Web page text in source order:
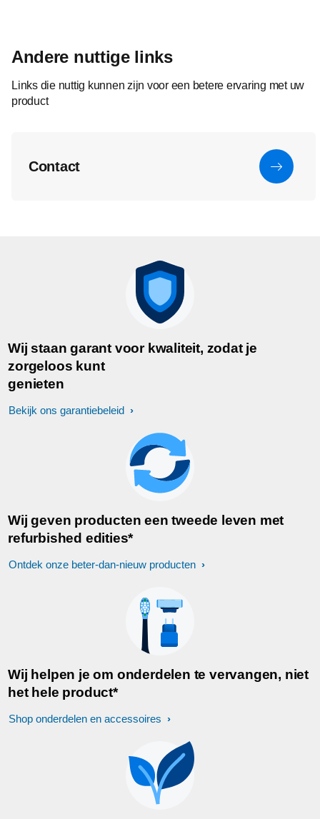
Andere nuttige links
Links die nuttig kunnen zijn voor een betere ervaring met uw
product
Contact
Wij staan garant voor kwaliteit, zodat je
zorgeloos kunt
genieten
Bekijk ons garantiebeleid
Wij geven producten een tweede leven met
refurbished edities*
Ontdek onze beter-dan-nieuw producten
Wij helpen je om onderdelen te vervangen, niet
het hele product*
Shop onderdelen en accessoires